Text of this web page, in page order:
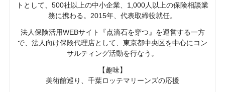
トとして、500社以上の中小企業、1,000人以上の保険相談業
務に携わる。2015年、代表取締役就任。
法人保険活用WEBサイト『点滴石を穿つ』を運営する一方
で、法人向け保険代理店として、東京都中央区を中心にコン
サルティング活動を行なう。
【趣味】
美術館巡り、千葉ロッテマリーンズの応援